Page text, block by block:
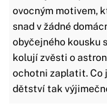
ovocným motivem,
snad v žádné
obyčejného kousku
kolují zvěsti o
ochotni zaplatit. Co
dětství tak